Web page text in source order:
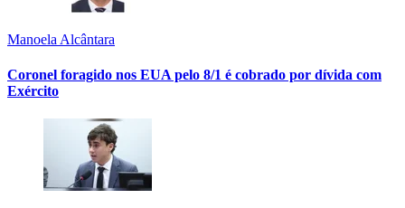
Manoela Alcântara
Coronel foragido nos EUA pelo 8/1 é cobrado por dívida com
Exército